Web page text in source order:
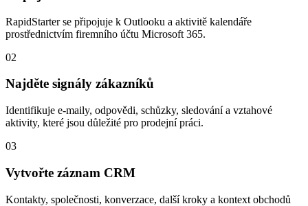
RapidStarter se připojuje k Outlooku a aktivitě kalendáře
prostřednictvím firemního účtu Microsoft 365.
02
Najděte signály zákazníků
Identifikuje e-maily, odpovědi, schůzky, sledování a vztahové
aktivity, které jsou důležité pro prodejní práci.
03
Vytvořte záznam CRM
Kontakty, společnosti, konverzace, další kroky a kontext obchodů